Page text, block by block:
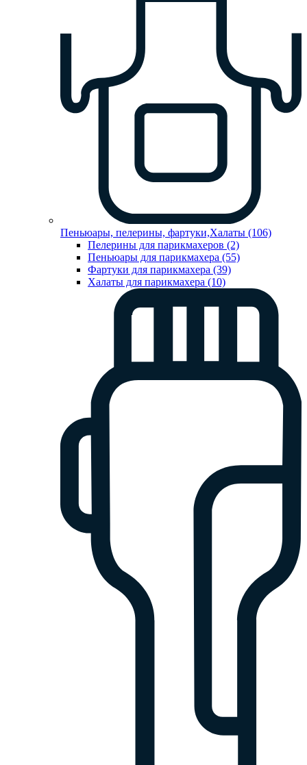
Пеньюары, пелерины, фартуки,Халаты (106)
Пелерины для парикмахеров (2)
Пеньюары для парикмахера (55)
Фартуки для парикмахера (39)
Халаты для парикмахера (10)